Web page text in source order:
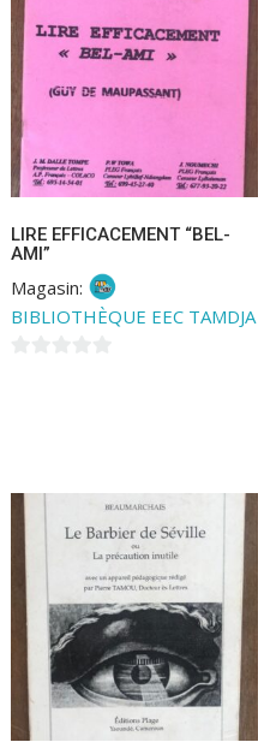
LIRE EFFICACEMENT “BEL-
AMI”
Magasin:
BIBLIOTHÈQUE EEC TAMDJA